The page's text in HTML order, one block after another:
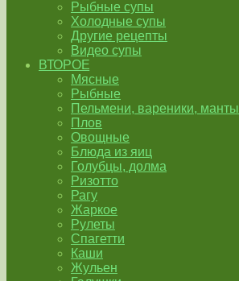
Рыбные супы
Холодные супы
Другие рецепты
Видео супы
ВТОРОЕ
Мясные
Рыбные
Пельмени, вареники, манты
Плов
Овощные
Блюда из яиц
Голубцы, долма
Ризотто
Рагу
Жаркое
Рулеты
Спагетти
Каши
Жульен